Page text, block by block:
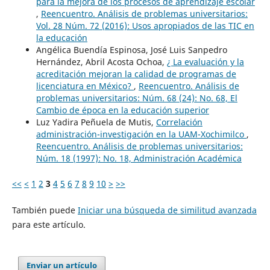
, Reencuentro. Análisis de problemas universitarios:
Vol. 28 Núm. 72 (2016): Usos apropiados de las TIC en
la educación
Angélica Buendía Espinosa, José Luis Sanpedro
Hernández, Abril Acosta Ochoa, ¿ La evaluación y la
acreditación mejoran la calidad de programas de
licenciatura en México? , Reencuentro. Análisis de
problemas universitarios: Núm. 68 (24): No. 68, El
Cambio de época en la educación superior
Luz Yadira Peñuela de Mutis, Correlación
administración-investigación en la UAM-Xochimilco ,
Reencuentro. Análisis de problemas universitarios:
Núm. 18 (1997): No. 18, Administración Académica
<< < 1 2 3 4 5 6 7 8 9 10 > >>
También puede Iniciar una búsqueda de similitud avanzada
para este artículo.
Enviar un artículo